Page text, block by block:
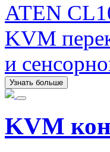
ATEN
KVM
и
Узнать больше
KVM